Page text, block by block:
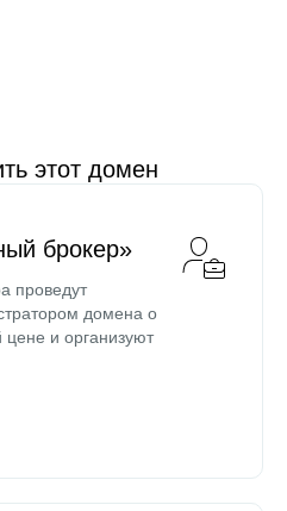
этот домен
брокер»
проведут
домена о
и организуют